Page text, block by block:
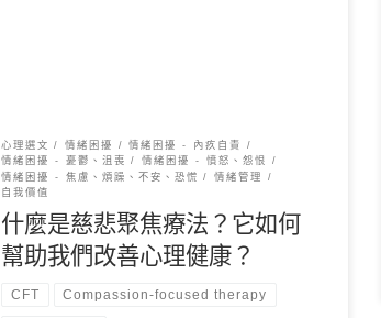
心理選文 情緒困擾
情緒困擾 - 內疚自責
情緒困擾 - 憂鬱、沮喪
情緒困擾 - 憤怒、怨恨
情緒困擾 - 焦慮、煩躁、不安、恐慌
情緒管理
自我價值
什麼是慈悲聚焦療法？它如何
幫助我們改善心理健康？
CFT Compassion-focused therapy